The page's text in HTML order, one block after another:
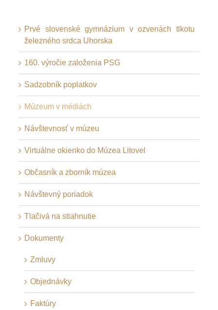
Prvé slovenské gymnázium v ozvenách tlkotu
železného srdca Uhorska
160. výročie založenia PSG
Sadzobník poplatkov
Múzeum v médiách
Návštevnosť v múzeu
Virtuálne okienko do Múzea Litovel
Občasník a zborník múzea
Návštevný poriadok
Tlačivá na stiahnutie
Dokumenty
Zmluvy
Objednávky
Faktúry